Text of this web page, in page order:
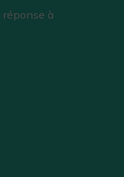
réponse à